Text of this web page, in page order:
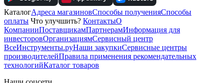
КаталогАдреса магазиновСпособы полученияСпособы
оплаты Что улучшить? КонтактыО
КомпанииПоставщикамПартнерамИнформация для
инвесторовОрганизациямСервисный центр
ВсеИнструменты.руНаши закупкиСервисные центры
производителейПравила применения рекомендательных
технологийКаталог товаров